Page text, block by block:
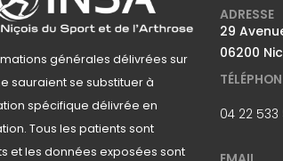
générales délivrées sur
sauraient se substituer à
spécifique délivrée en
Tous les patients sont
et les données exposées sont
ADRESSE
29
06200
04 22 533